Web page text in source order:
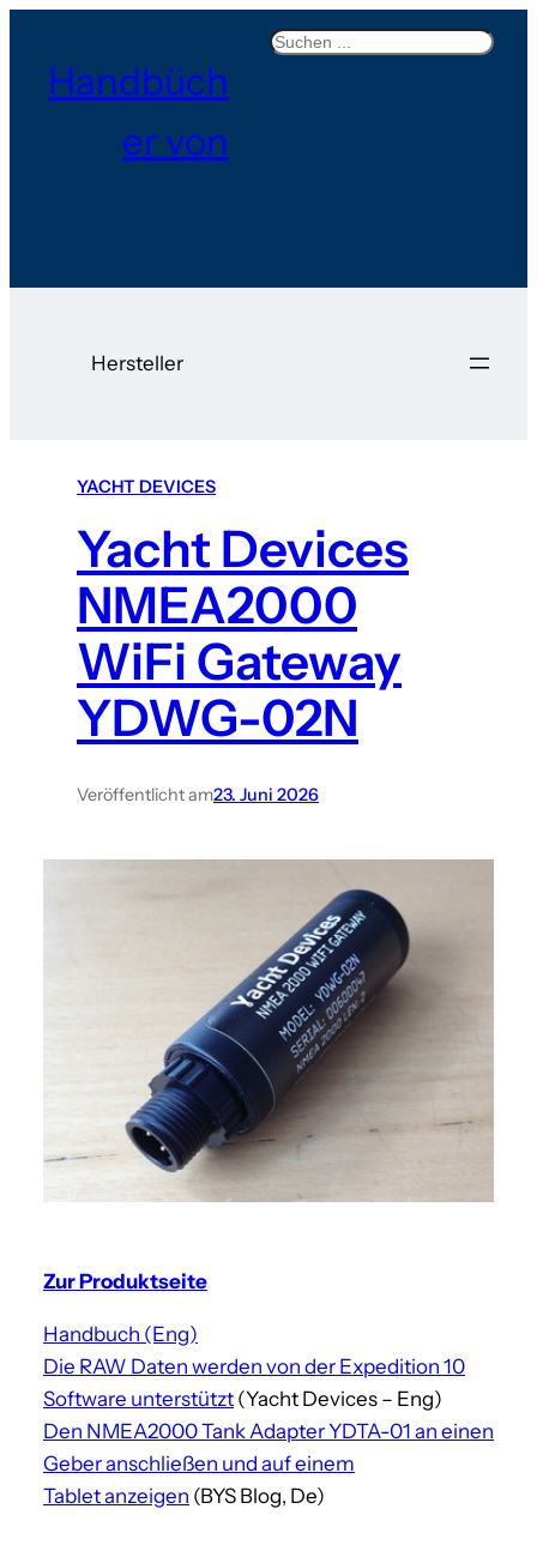
Search
Handbüch
er von
Hersteller
YACHT DEVICES
Yacht Devices
NMEA2000
WiFi Gateway
YDWG-02N
Veröffentlicht am23. Juni 2026
Zur Produktseite
Handbuch (Eng)
Die RAW Daten werden von der Expedition 10
Software unterstützt (Yacht Devices – Eng)
Den NMEA2000 Tank Adapter YDTA-01 an einen
Geber anschließen und auf einem
Tablet anzeigen (BYS Blog, De)